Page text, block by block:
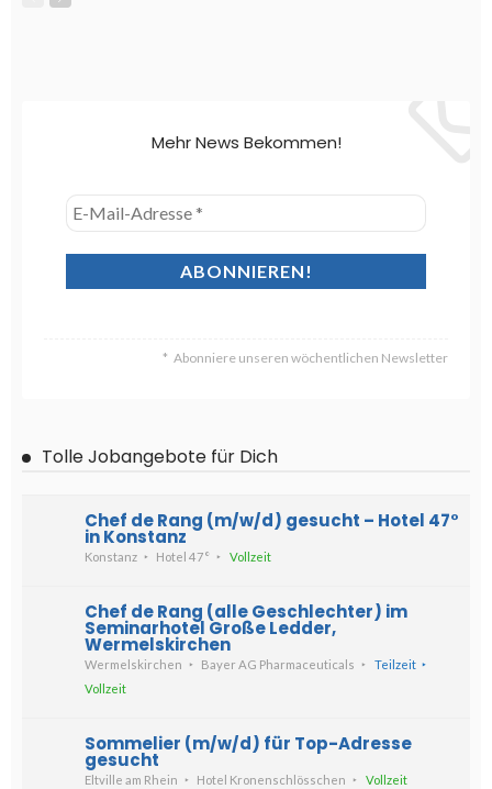
Mehr News Bekommen!
Abonniere unseren wöchentlichen Newsletter
Tolle Jobangebote für Dich
Chef de Rang (m/w/d) gesucht – Hotel 47°
in Konstanz
Konstanz Hotel 47° Vollzeit
Chef de Rang (alle Geschlechter) im
Seminarhotel Große Ledder,
Wermelskirchen
Wermelskirchen Bayer AG Pharmaceuticals
Teilzeit
Vollzeit
Sommelier (m/w/d) für Top-Adresse
gesucht
Eltville am Rhein Hotel Kronenschlösschen Vollzeit